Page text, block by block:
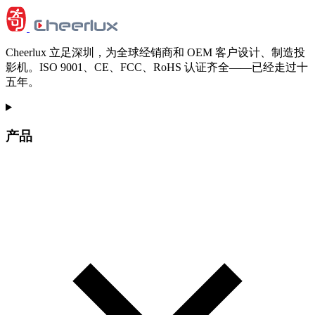
Cheerlux 立足深圳，为全球经销商和 OEM 客户设计、制造投
影机。ISO 9001、CE、FCC、RoHS 认证齐全——已经走过十
五年。
产品